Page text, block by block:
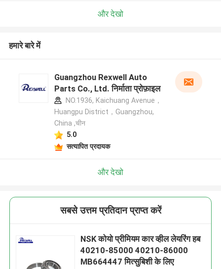
और देखो
हमारे बारे में
Guangzhou Rexwell Auto
Parts Co., Ltd. निर्माता प्रोफ़ाइल
NO.1936, Kaichuang Avenue，
Huangpu District，Guangzhou,
China ,चीन
5.0
सत्यापित प्रदायक
और देखो
सबसे उत्तम प्रतिदान प्राप्त करें
NSK कोयो प्रीमियम कार व्हील लेयरिंग हब
40210-85000 40210-86000
MB664447 मित्सुबिशी के लिए